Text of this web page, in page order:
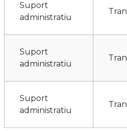
Suport
administratiu
Suport
administratiu
Suport
administratiu